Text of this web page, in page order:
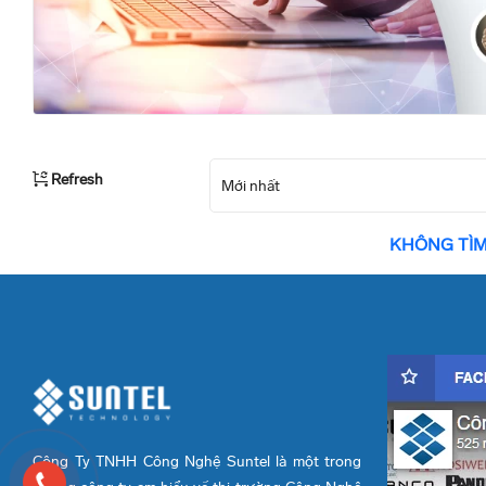
Refresh Mới nhất
KHÔNG
Công Ty TNHH Công Nghệ Suntel là một trong